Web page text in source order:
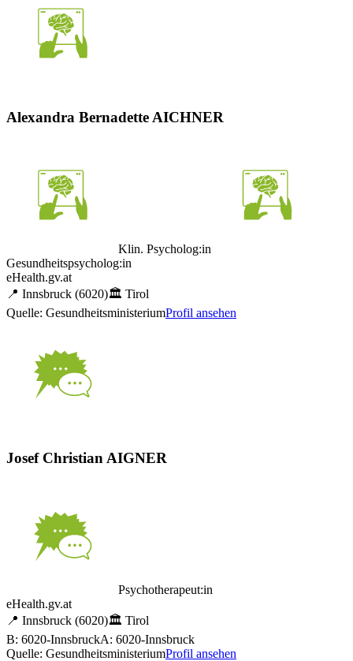
Alexandra Bernadette AICHNER
Klin. Psycholog:in
Gesundheitspsycholog:in
eHealth.gv.at
📍 Innsbruck (6020)🏛️ Tirol
Quelle: GesundheitsministeriumProfil ansehen
Josef Christian AIGNER
Psychotherapeut:in
eHealth.gv.at
📍 Innsbruck (6020)🏛️ Tirol
B: 6020-InnsbruckA: 6020-Innsbruck
Quelle: GesundheitsministeriumProfil ansehen